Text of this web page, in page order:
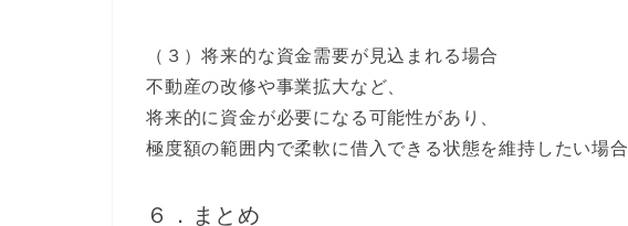
（３）将来的な資金需要が見込まれる場合
不動産の改修や事業拡大など、
将来的に資金が必要になる可能性があり、
極度額の範囲内で柔軟に借入できる状態を維持したい場合
６．まとめ